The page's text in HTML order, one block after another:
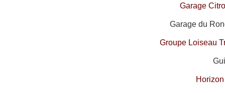
Garage
Garage du
Groupe Loiseau